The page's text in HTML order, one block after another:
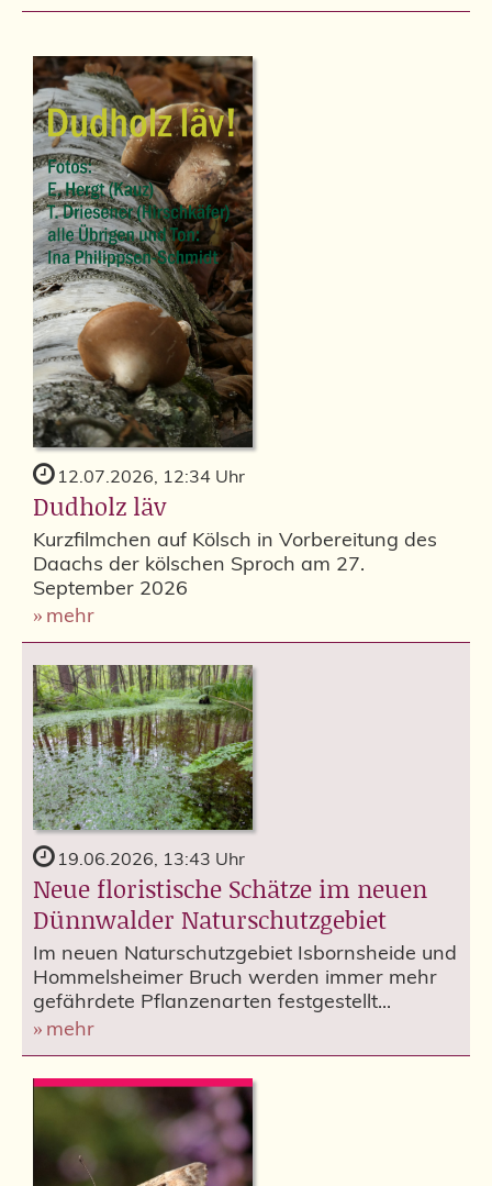
12.07.2026, 12:34 Uhr
Dudholz läv
Kurzfilmchen auf Kölsch in Vorbereitung des
Daachs der kölschen Sproch am 27.
September 2026
mehr
19.06.2026, 13:43 Uhr
Neue floristische Schätze im neuen
Dünnwalder Naturschutzgebiet
Im neuen Naturschutzgebiet Isbornsheide und
Hommelsheimer Bruch werden immer mehr
gefährdete Pflanzenarten festgestellt...
mehr